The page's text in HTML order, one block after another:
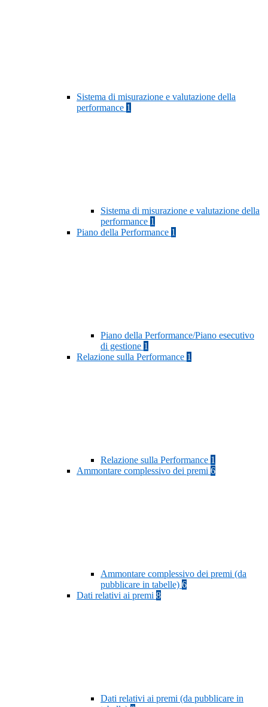
Sistema di misurazione e valutazione della
performance 1
Sistema di misurazione e valutazione della
performance 1
Piano della Performance 1
Piano della Performance/Piano esecutivo
di gestione 1
Relazione sulla Performance 1
Relazione sulla Performance 1
Ammontare complessivo dei premi 6
Ammontare complessivo dei premi (da
pubblicare in tabelle) 6
Dati relativi ai premi 8
Dati relativi ai premi (da pubblicare in